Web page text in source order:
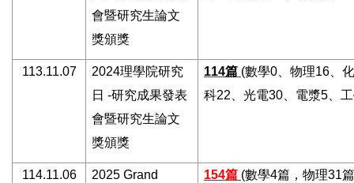
會暨研究生論文
獎頒獎
113.11.07 2024理學院研究
日 -研究成果發表
會暨研究生論文
獎頒獎
114篇 (數學0、物理16、
科22、光電30、電漿5、
114.11.06
2025 Grand
154篇 (數學4篇，物理31